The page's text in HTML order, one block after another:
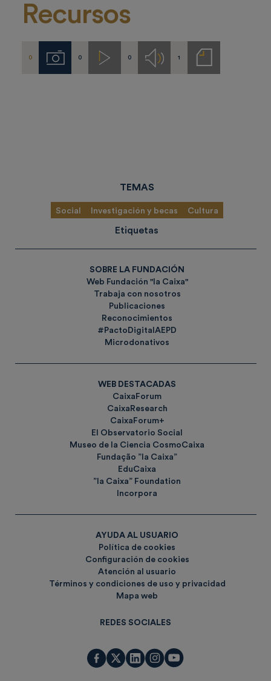
Recursos
0 Imágenes
0 Videos
0 Audios1
Notas
de
TEMAS
Social Investigación y becas Cultura
Etiquetas
SOBRE LA FUNDACIÓN
Web Fundación "la Caixa"
Trabaja con nosotros
Publicaciones
Reconocimientos
#PactoDigitalAEPD
Microdonativos
WEB DESTACADAS
CaixaForum
CaixaResearch
CaixaForum+
El Observatorio Social
Museo de la Ciencia CosmoCaixa
Fundação ”la Caixa”
EduCaixa
”la Caixa” Foundation
Incorpora
AYUDA AL USUARIO
Política de cookies
Configuración de cookies
Atención al usuario
Términos y condiciones de uso y privacidad
Mapa web
REDES SOCIALES